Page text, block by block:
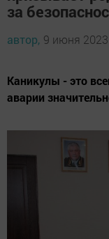
за
автор, 9 июня
Каникулы - это
аварии